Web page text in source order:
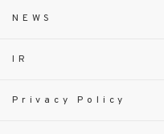
NEWS
IR
Privacy Policy